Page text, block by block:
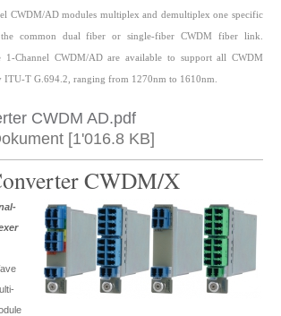
CWDM/AD modules multiplex and demultiplex one specific
common dual fiber or single-fiber CWDM fiber link.
1-Channel CWDM/AD are available to support all CWDM
ITU-T G.694.2, ranging from 1270nm to 1610nm.
CWDM AD.pdf
[1'016.8 KB]
CWDM/X